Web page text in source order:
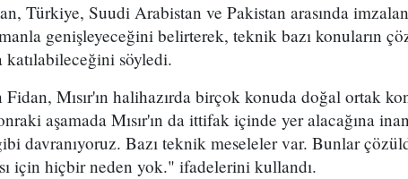
Türkiye, Suudi Arabistan ve Pakistan arasında
genişleyeceğini belirterek, teknik bazı konuların
katılabileceğini söyledi.
Mısır'ın halihazırda birçok konuda doğal ortak
aşamada Mısır'ın da ittifak içinde yer alacağına
davranıyoruz. Bazı teknik meseleler var. Bunlar
için hiçbir neden yok." ifadelerini kullandı.